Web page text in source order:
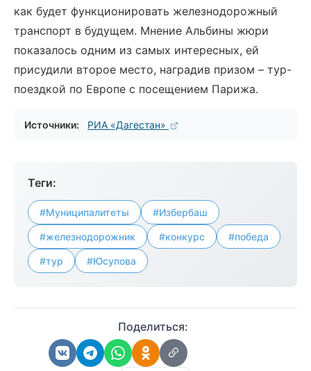
как будет функционировать железнодорожный
транспорт в будущем. Мнение Альбины жюри
показалось одним из самых интересных, ей
присудили второе место, наградив призом – тур-
поездкой по Европе с посещением Парижа.
Источники: РИА «Дагестан»
Теги:
#Муниципалитеты #Избербаш
#железнодорожник #конкурс #победа
#тур #Юсупова
Поделиться: